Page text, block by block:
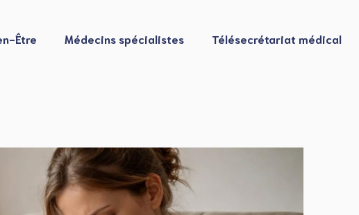
Être Médecins spécialistes Télésecrétariat médical